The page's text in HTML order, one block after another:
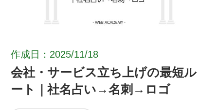
作成日：2025/11/18
会社・サービス立ち上げの最短ル
ート｜社名占い→名刺→ロゴ